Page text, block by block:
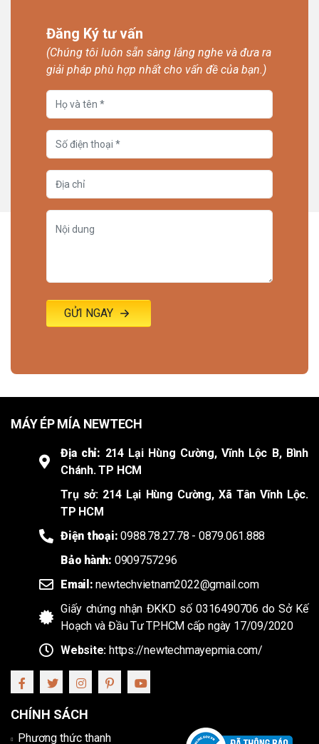
Đăng Ký tư vấn
(Chúng tôi luôn sẵn sàng lắng nghe và đưa ra
giải pháp phù hợp nhất cho vấn đề của bạn.)
GỬI NGAY
MÁY ÉP MÍA NEWTECH
Địa chỉ: 214 Lại Hùng Cường, Vĩnh Lộc B, Bình
Chánh. TP HCM
Trụ sở: 214 Lại Hùng Cường, Xã Tân Vĩnh Lộc.
TP HCM
Điện thoại:0988.78.27.78 - 0879.061.888
Bảo hành: 0909757296
Email:newtechvietnam2022@gmail.com
Giấy chứng nhận ĐKKD số 0316490706 do Sở Kế
Hoạch và Đầu Tư TP.HCM cấp ngày 17/09/2020
Website: https://newtechmayepmia.com/
CHÍNH SÁCH
Phương thức thanh